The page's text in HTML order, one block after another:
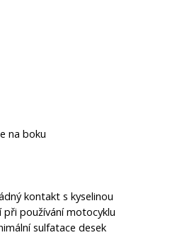
na boku
kontakt s kyselinou
při používání motocyklu
sulfatace desek